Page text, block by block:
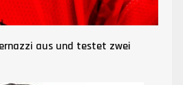
aus und testet zwei